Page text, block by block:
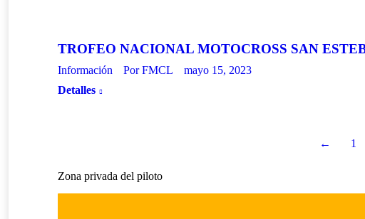
TROFEO NACIONAL MOTOCROSS SAN
Información PorFMCL
mayo 15, 2023
Detalles
← 1
Zona privada del piloto